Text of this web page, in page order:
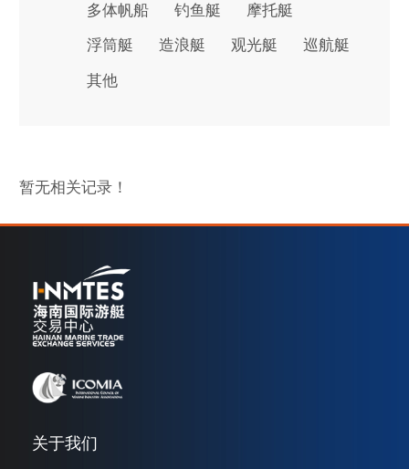
多体帆船 钓鱼艇 摩托艇
浮筒艇 造浪艇 观光艇 巡航艇
其他
暂无相关记录！
关于我们